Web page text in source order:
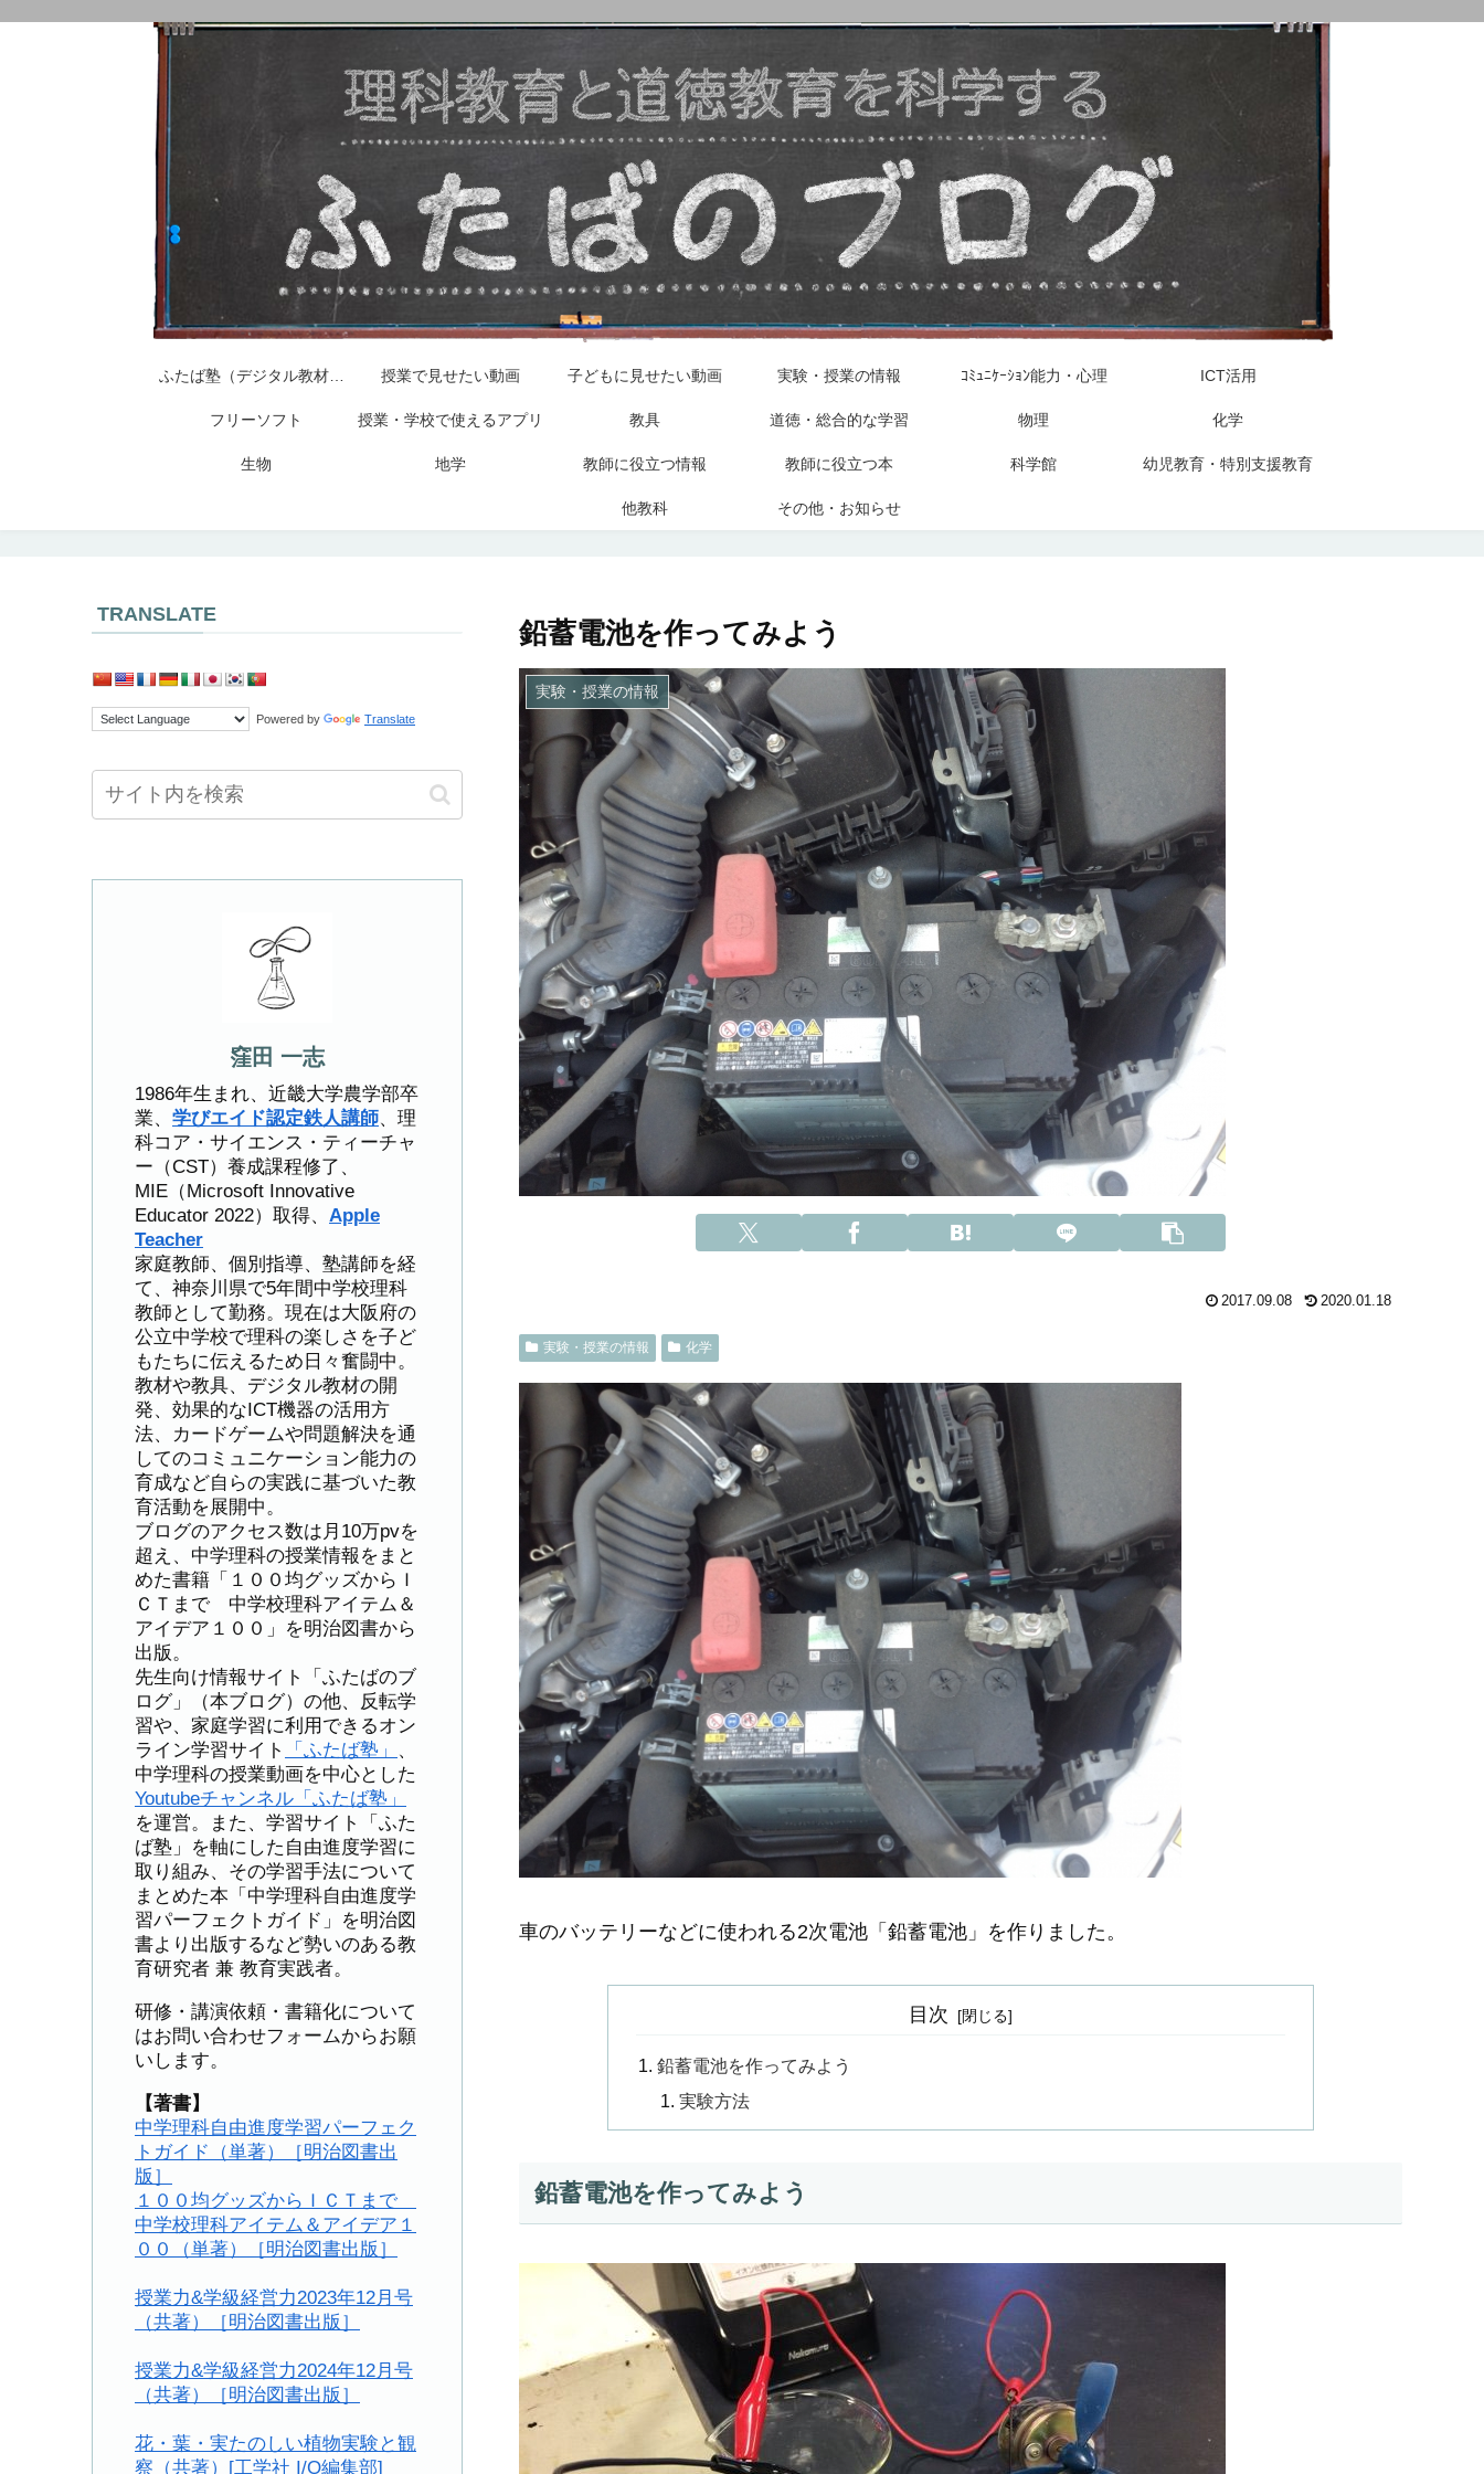
授業で見せたい動画 子どもに見せたい動画 実験・授業の情報 ｺﾐｭﾆｹｰｼｮﾝ能力・心理 ICT活用
フリーソフト 授業・学校で使えるアプリ 教具 道徳・総合的な学習 物理 化学
生物 地学 教師に役立つ情報 教師に役立つ本 科学館 幼児教育・特別支援教育
他教科 その他・お知らせ
鉛蓄電池を作ってみよう
実験・授業の情報
2017.09.08 2020.01.18
実験・授業の情報 化学
車のバッテリーなどに使われる2次電池「鉛蓄電池」を作りました。
目次
鉛蓄電池を作ってみよう
実験方法
鉛蓄電池を作ってみよう
TRANSLATE
Powered by Translate
窪田 一志
1986年生まれ、近畿大学農学部卒
業、 学びエイド認定鉄人講師、理
科コア・サイエンス・ティーチャ
ー（CST）養成課程修了、
MIE（Microsoft Innovative
Educator 2022）取得、 Apple
Teacher
家庭教師、個別指導、塾講師を経
て、神奈川県で5年間中学校理科
教師として勤務。現在は大阪府の
公立中学校で理科の楽しさを子ど
もたちに伝えるため日々奮闘中。
教材や教具、デジタル教材の開
発、効果的なICT機器の活用方
法、カードゲームや問題解決を通
してのコミュニケーション能力の
育成など自らの実践に基づいた教
育活動を展開中。
ブログのアクセス数は月10万pvを
超え、中学理科の授業情報をまと
めた書籍「１００均グッズからＩ
ＣＴまで 中学校理科アイテム＆
アイデア１００」を明治図書から
出版。
先生向け情報サイト「ふたばのブ
ログ」（本ブログ）の他、反転学
習や、家庭学習に利用できるオン
ライン学習サイト
「ふたば塾」
、
中学理科の授業動画を中心とした
Youtubeチャンネル「ふたば塾」
を運営。また、学習サイト「ふた
ば塾」を軸にした自由進度学習に
取り組み、その学習手法について
まとめた本「中学理科自由進度学
習パーフェクトガイド」を明治図
書より出版するなど勢いのある教
育研究者 兼 教育実践者。
研修・講演依頼・書籍化について
はお問い合わせフォームからお願
いします。
【著書】
中学理科自由進度学習パーフェク
トガイド（単著）［明治図書出
版］
１００均グッズからＩＣＴまで
中学校理科アイテム＆アイデア１
００（単著）［明治図書出版］
授業力&学級経営力2023年12月号
（共著）［明治図書出版］
授業力&学級経営力2024年12月号
（共著）［明治図書出版］
花・葉・実たのしい植物実験と観
察（共著）[工学社 I/O編集部]